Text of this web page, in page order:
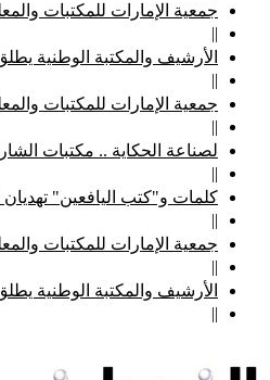
جمعية الإمارات للمكتبات
||
الأرشيف والمكتبة الوطنية
||
جمعية الإمارات للمكتبات
||
لصناعة الحكاية .. مكتبات
||
كلمات و"كتب اليافعين" تهديان 350 كتاباً لأطفال "الإمارات الإنسانية"
||
جمعية الإمارات للمكتبات
||
الأرشيف والمكتبة الوطنية
||